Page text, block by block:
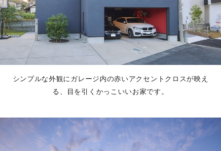
シンプルな外観にガレージ内の赤いアクセントクロスが映え
る、目を引くかっこいいお家です。